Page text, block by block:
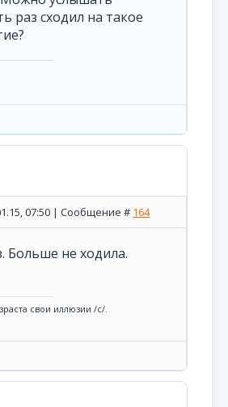
раз сходил на такое
07:50 | Сообщение # 164
Больше не ходила.
свои иллюзии /с/.